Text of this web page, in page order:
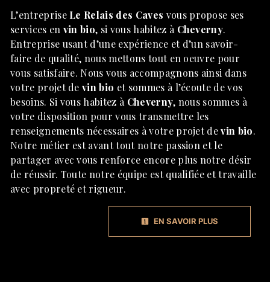
L’entreprise Le Relais des Caves vous propose ses
services en vin bio, si vous habitez à Cheverny.
Entreprise usant d’une expérience et d’un savoir-
faire de qualité, nous mettons tout en oeuvre pour
vous satisfaire. Nous vous accompagnons ainsi dans
votre projet devin bio et sommes à l’écoute de vos
besoins. Si vous habitez à Cheverny, nous sommes à
votre disposition pour vous transmettre les
renseignements nécessaires à votre projet devin bio.
Notre métier est avant tout notre passion et le
partager avec vous renforce encore plus notre désir
de réussir. Toute notre équipe est qualifiée et travaille
avec propreté et rigueur.
EN SAVOIR PLUS